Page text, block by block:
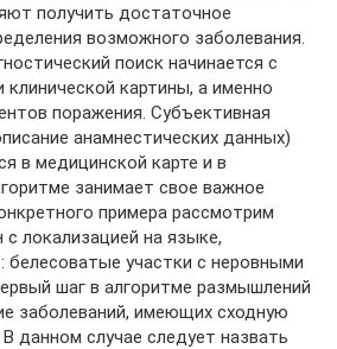
получить достаточное
возможного заболевания.
поиск начинается с
картины, а именно
поражения. Субъективная
анамнестических данных)
в медицинской карте и в
занимает свое важное
примера рассмотрим
с локализацией на языке,
белесоватые участки с неровными
шаг в алгоритме размышлений
заболеваний, имеющих сходную
данном случае следует назвать